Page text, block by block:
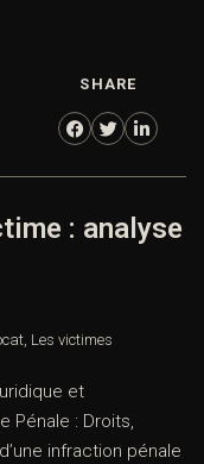
SHARE
: analyse
, Les victimes
et
Pénale : Droits,
infraction pénale